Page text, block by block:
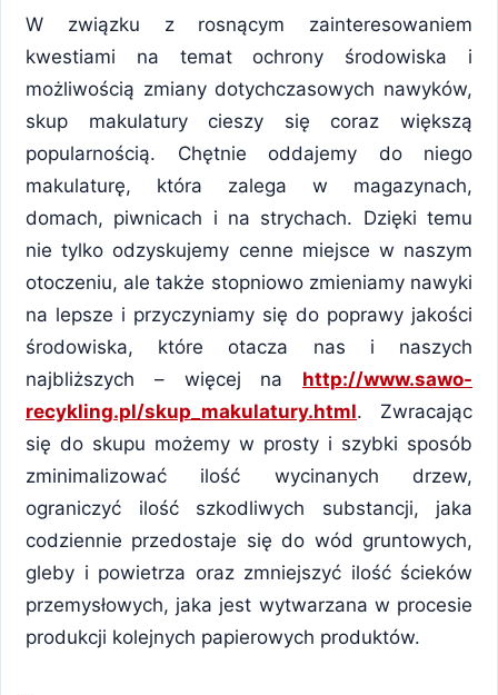
W związku z rosnącym zainteresowaniem
kwestiami na temat ochrony środowiska i
możliwością zmiany dotychczasowych nawyków,
skup makulatury cieszy się coraz większą
popularnością. Chętnie oddajemy do niego
makulaturę, która zalega w magazynach,
domach, piwnicach i na strychach. Dzięki temu
nie tylko odzyskujemy cenne miejsce w naszym
otoczeniu, ale także stopniowo zmieniamy nawyki
na lepsze i przyczyniamy się do poprawy jakości
środowiska, które otacza nas i naszych
najbliższych – więcej na http://www.sawo-
recykling.pl/skup_makulatury.html. Zwracając
się do skupu możemy w prosty i szybki sposób
zminimalizować ilość wycinanych drzew,
ograniczyć ilość szkodliwych substancji, jaka
codziennie przedostaje się do wód gruntowych,
gleby i powietrza oraz zmniejszyć ilość ścieków
przemysłowych, jaka jest wytwarzana w procesie
produkcji kolejnych papierowych produktów.